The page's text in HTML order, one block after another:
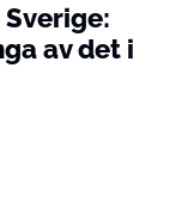
Sverige:
av det i